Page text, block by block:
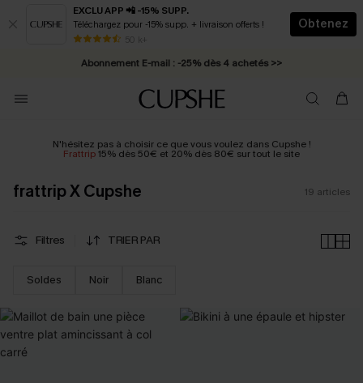
EXCLU APP 📲 -15% SUPP.
Téléchargez pour -15% supp. + livraison offerts !
50 k+
Obtenez
* Livraison éclair 2-3 jours ouvrés >>
Abonnement E-mail : -25% dès 4 achetés >>
N'hésitez pas à choisir ce que vous voulez dans Cupshe !
Frattrip15% dès 50€ et 20% dès 80€ sur tout le site
frattrip X Cupshe 19 articles
Filtres TRIER PAR
Soldes Noir Blanc